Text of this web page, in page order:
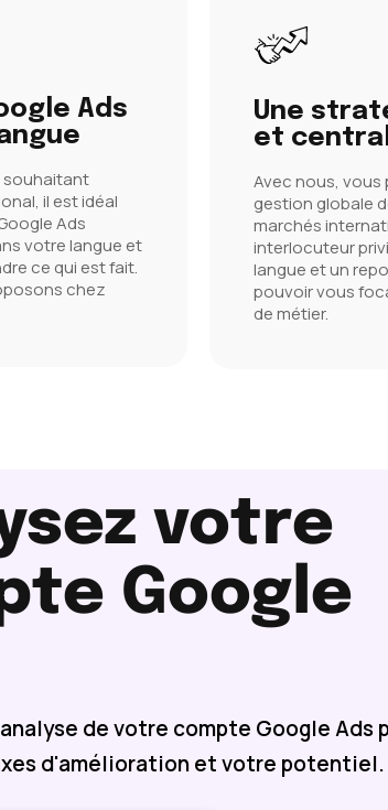
Ads
souhaitant
il est idéal
Ads
votre langue et
ce qui est fait.
chez
Une
et
Avec nous, vous
gestion globale
marchés
interlocuteur
langue et un
pouvoir vous
de métier.
votre
Google
de votre compte Google Ads
d'amélioration et votre potentiel.